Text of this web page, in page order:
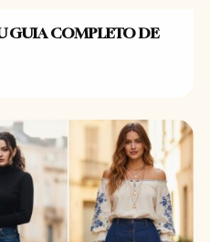
GUIA COMPLETO DE